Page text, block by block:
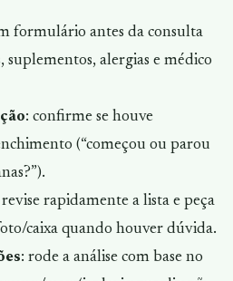
formulário antes da consulta
alergias e médico
: confirme se houve
(“começou ou parou
rapidamente a lista e peça
caixa quando houver dúvida.
: rode a análise com base no